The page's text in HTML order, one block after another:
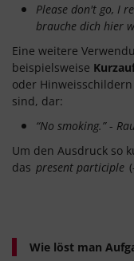
Please don't go, I
brauche dich hier
Eine weitere
beispielsweise
oder
sind, dar:
“No smoking.”-
Um den Ausdruck so
das present participle
Wie löst man